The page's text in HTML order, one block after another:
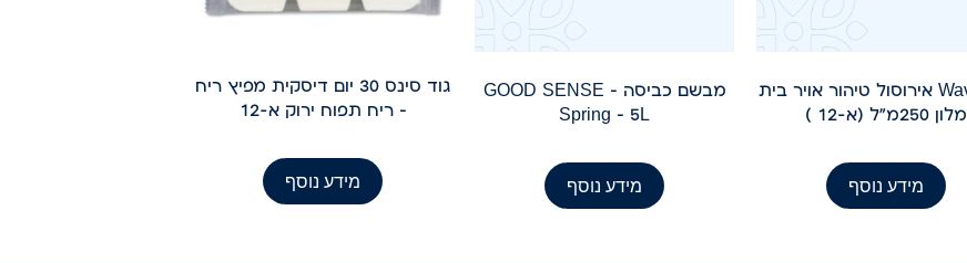
Wave pro אירוסול טיהור אויר בית
מלון 250מ"ל (א-12 )
מידע נוסף
מבשם כביסה – GOOD SENSE
Spring – 5L
מידע נוסף
גוד סינס 30 יום דיסקית מפיץ ריח
– ריח תפוח ירוק א-12
מידע נוסף